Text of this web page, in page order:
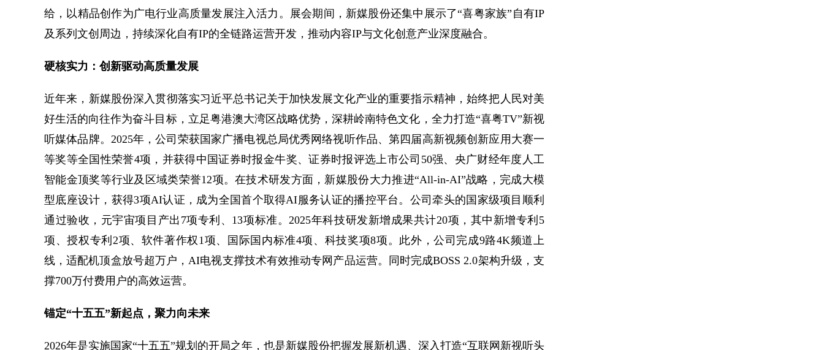
给，以精品创作为广电行业高质量发展注入活力。展会期间，新媒股份还集中展示了“喜粤家族”自有IP
及系列文创周边，持续深化自有IP的全链路运营开发，推动内容IP与文化创意产业深度融合。
硬核实力：创新驱动高质量发展
近年来，新媒股份深入贯彻落实习近平总书记关于加快发展文化产业的重要指示精神，始终把人民对美
好生活的向往作为奋斗目标，立足粤港澳大湾区战略优势，深耕岭南特色文化，全力打造“喜粤TV”新视
听媒体品牌。2025年，公司荣获国家广播电视总局优秀网络视听作品、第四届高新视频创新应用大赛一
等奖等全国性荣誉4项，并获得中国证券时报金牛奖、证券时报评选上市公司50强、央广财经年度人工
智能金顶奖等行业及区域类荣誉12项。在技术研发方面，新媒股份大力推进“All-in-AI”战略，完成大模
型底座设计，获得3项AI认证，成为全国首个取得AI服务认证的播控平台。公司牵头的国家级项目顺利
通过验收，元宇宙项目产出7项专利、13项标准。2025年科技研发新增成果共计20项，其中新增专利5
项、授权专利2项、软件著作权1项、国际国内标准4项、科技奖项8项。此外，公司完成9路4K频道上
线，适配机顶盒放号超万户，AI电视支撑技术有效推动专网产品运营。同时完成BOSS 2.0架构升级，支
撑700万付费用户的高效运营。
锚定“十五五”新起点，聚力向未来
2026年是实施国家“十五五”规划的开局之年，也是新媒股份把握发展新机遇、深入打造“互联网新视听头